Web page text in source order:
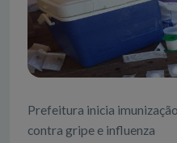
Prefeitura inicia
contra gripe e influenza